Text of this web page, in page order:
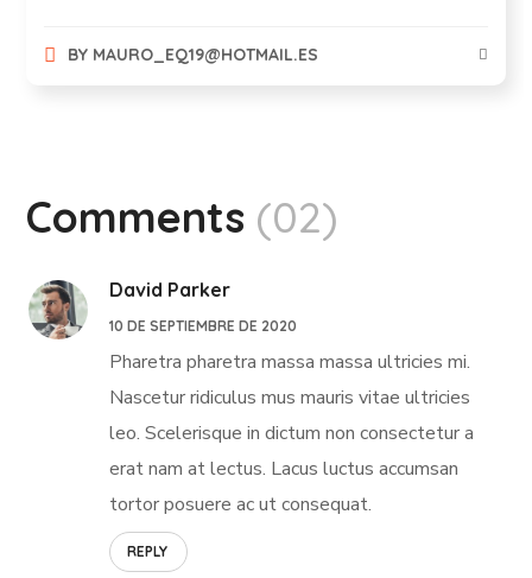
BY MAURO_EQ19@HOTMAIL.ES
Comments (02)
David Parker
10 DE SEPTIEMBRE DE 2020
Pharetra pharetra massa massa ultricies mi.
Nascetur ridiculus mus mauris vitae ultricies
leo. Scelerisque in dictum non consectetur a
erat nam at lectus. Lacus luctus accumsan
tortor posuere ac ut consequat.
REPLY